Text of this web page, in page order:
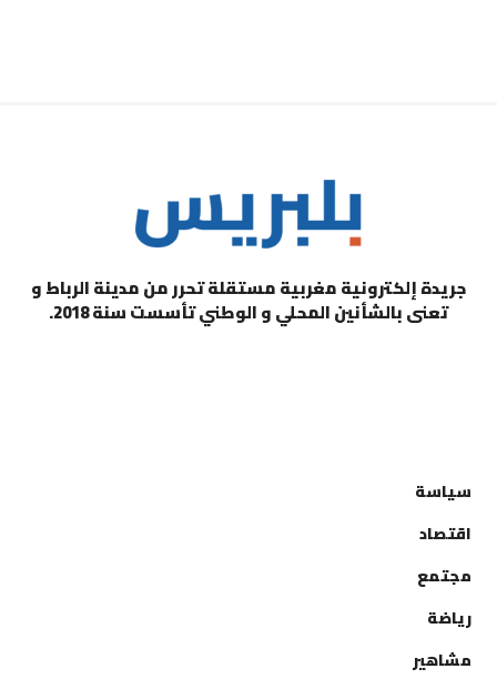
جريدة إلكترونية مغربية مستقلة تحرر من مدينة الرباط و
تعنى بالشأنين المحلي و الوطني تأسست سنة 2018.
سياسة
اقتصاد
مجتمع
رياضة
مشاهير